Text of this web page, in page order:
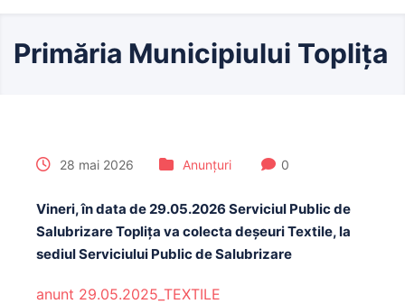
Primăria Municipiului Toplița
28 mai 2026 Anunțuri 0
Vineri, în data de 29.05.2026 Serviciul Public de
Salubrizare Toplița va colecta deșeuri Textile, la
sediul Serviciului Public de Salubrizare
anunt 29.05.2025_TEXTILE